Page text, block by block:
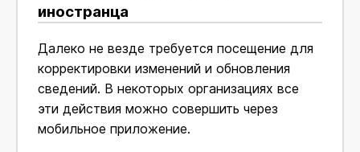
иностранца
Далеко не везде требуется посещение для
корректировки изменений и обновления
сведений. В некоторых организациях все
эти действия можно совершить через
мобильное приложение.